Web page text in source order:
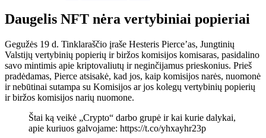
Daugelis NFT nėra vertybiniai popieriai
Gegužės 19 d. Tinklaraščio įraše Hesteris Pierce’as, Jungtinių
Valstijų vertybinių popierių ir biržos komisijos komisaras, pasidalino
savo mintimis apie kriptovaliutų ir neginčijamus prieskonius. Prieš
pradėdamas, Pierce atsisakė, kad jos, kaip komisijos narės, nuomonė
ir nebūtinai sutampa su Komisijos ar jos kolegų vertybinių popierių
ir biržos komisijos narių nuomone.
Štai ką veikė „Crypto“ darbo grupė ir kai kurie dalykai,
apie kuriuos galvojame: https://t.co/yhxayhr23p